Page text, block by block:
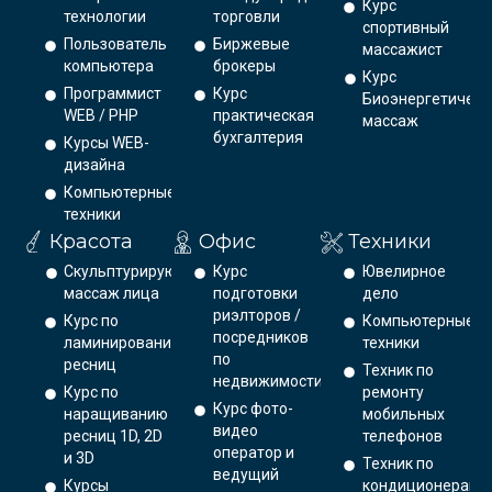
технологии
Пользователь
компьютера
Программист
WEB / PHP
Курсы WEB-
дизайна
Компьютерные
техники
торговли
Биржевые
брокеры
Курс
практическая
бухгалтерия
Курс
спортивный
массажист
Курс
массаж
Красота
Скульптурирующий
массаж лица
Курс по
ламинированию
ресниц
Курс по
наращиванию
ресниц 1D, 2D
и 3D
Курсы
Офис
Курс
подготовки
риэлторов /
посредников
по
недвижимости
Курс фото-
видео
оператор и
ведущий
Техники
Ювелирное
дело
Компьютерные
техники
Техник по
ремонту
мобильных
телефонов
Техник по
кондиционерам